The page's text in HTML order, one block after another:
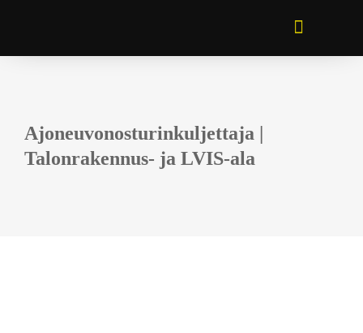
Ajoneuvonosturinkuljettaja |
Talonrakennus- ja LVIS-ala